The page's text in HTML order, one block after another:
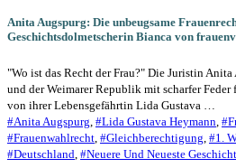
Anita Augspurg: Die unbeugsame
Geschichtsdolmetscherin Bianca von
"Wo ist das Recht der Frau?" Die Juristin
und der Weimarer Republik mit scharfer
von ihrer Lebensgefährtin Lida Gustava …
#Anita Augspurg #Lida Gustava Heymann
#Frauenwahlrecht #Gleichberechtigung #1.
#Deutschland #Neuere Und Neueste